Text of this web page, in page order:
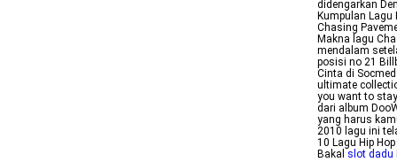
didengarkan
Kumpulan
Chasing
Makna lagu
mendalam
posisi no 21
Cinta di
ultimate
you want to
dari album
yang harus
2010 lagu ini
10 Lagu Hip
Bakal slot dadu